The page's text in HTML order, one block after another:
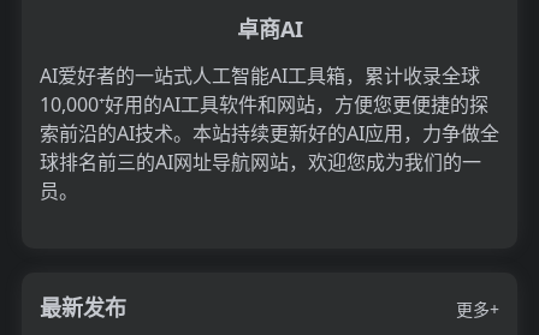
卓商AI
AI爱好者的一站式人工智能AI工具箱，累计收录全球
10,000⁺好用的AI工具软件和网站，方便您更便捷的探
索前沿的AI技术。本站持续更新好的AI应用，力争做全
球排名前三的AI网址导航网站，欢迎您成为我们的一
员。
最新发布
更多+